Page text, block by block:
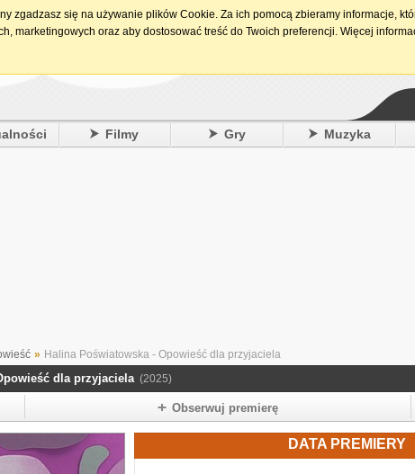
15.
Filmy Gry Muzyka
» Halina Poświatowska - Opowieść dla przyjaciela
dla przyjaciela (2025)
Obserwuj premierę
DATA PREMIERY
zgadzasz się na używanie plików Cookie. Za ich pomocą zbieramy informacje,
marketingowych oraz aby dostosować treść do Twoich preferencji. Więcej